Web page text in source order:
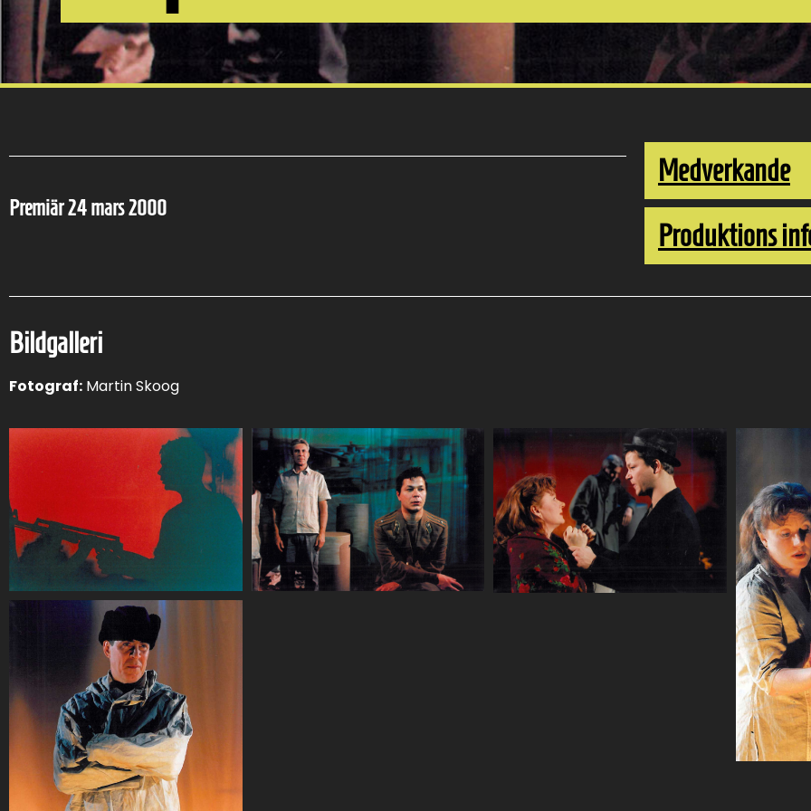
Premiär 24 mars 2000
Medverkande
Produktions
Bildgalleri
Fotograf: Martin Skoog